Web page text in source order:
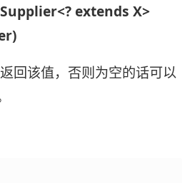
extends X>
回该值，否则为空的话可以